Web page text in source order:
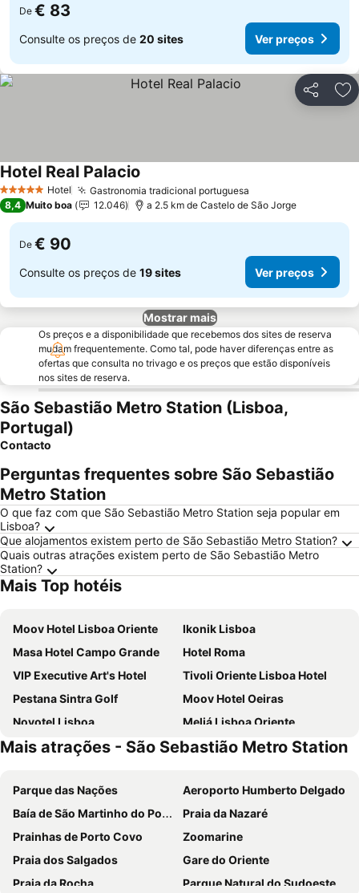
De € 83
Consulte os preços de 20 sites Ver preços
Partilhar
5 Estrelas Hotel Gastronomia tradicional portuguesa
Hotel Real Palacio
8,4 Muito boa 12.046 a 2.5 km de Castelo de São Jorge
De € 90
Consulte os preços de 19 sites Ver preços
Mostrar mais
Os preços e a disponibilidade que recebemos dos sites de reserva
mudam frequentemente. Como tal, pode haver diferenças entre as
ofertas que consulta no trivago e os preços que estão disponíveis
nos sites de reserva.
São Sebastião Metro Station (Lisboa,
Portugal)
Contacto
Perguntas frequentes sobre São Sebastião
Metro Station
O que faz com que São Sebastião Metro Station seja popular em
Lisboa?
Que alojamentos existem perto de São Sebastião Metro Station?
Quais outras atrações existem perto de São Sebastião Metro
Station?
Mais Top hotéis
Moov Hotel Lisboa Oriente
Ikonik Lisboa
Masa Hotel Campo Grande
Hotel Roma
VIP Executive Art's Hotel
Tivoli Oriente Lisboa Hotel
Pestana Sintra Golf
Moov Hotel Oeiras
Novotel Lisboa
Meliá Lisboa Oriente
VIP Executive Zurique Hotel
TRYP by Wyndham Lisboa Caparica Mar
VIP Executive Entrecampos Hotel
Selina Secret Garden Lisbon
Residencial Jardim Da Amadora
Evidencia Belverde Atitude Hotel
Holiday Inn Express Lisbon - Oeiras By Ihg
ibis Lisboa Parque das Naçoes
ibis Lisboa Jose Malhoa
Eurostars Universal Lisboa
ibis Lisboa Sintra
Stay Hotel Lisboa Aeroporto
Mais atrações - São Sebastião Metro Station
Parque das Nações
Aeroporto Humberto Delgado
Baía de São Martinho do Porto
Praia da Nazaré
Prainhas de Porto Covo
Zoomarine
Praia dos Salgados
Gare do Oriente
Praia da Rocha
Parque Natural do Sudoeste Alentejano e Costa Vicentina